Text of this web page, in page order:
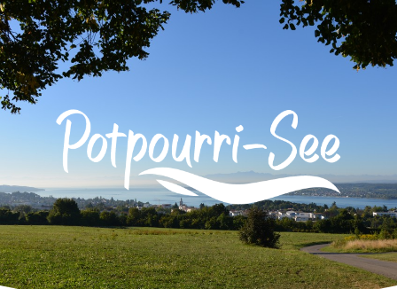
Zum
Inhalt
springen